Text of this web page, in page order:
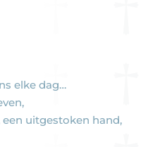
elke dag…
uitgestoken hand,